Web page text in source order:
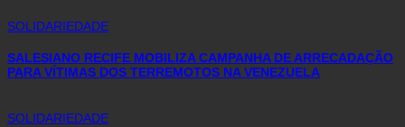
SOLIDARIEDADE
SALESIANO RECIFE MOBILIZA CAMPANHA DE ARRECADAÇÃO
PARA VÍTIMAS DOS TERREMOTOS NA VENEZUELA
SOLIDARIEDADE